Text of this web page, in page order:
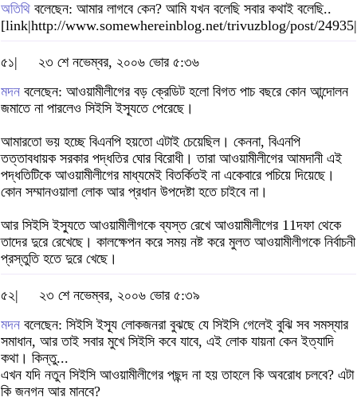
অতিথি বলেছেন: আমার লাগবে কেন? আমি যখন বলেছি সবার কথাই বলেছি..
[link|http://www.somewhereinblog.net/trivuzblog/post/
৫১|
২৩ শে নভেম্বর, ২০০৬ ভোর ৫:৩৬
মদন বলেছেন: আওয়ামীলীগের বড় ক্রেডিট হলো বিগত পাচ বছরে কোন আন্দোলন
জমাতে না পারলেও সিইসি ইস্যূতে পেরেছে।
আমারতো ভয় হচ্ছে বিএনপি হয়তো এটাই চেয়েছিল। কেননা, বিএনপি
তত্তাবধায়ক সরকার পদ্ধতির ঘোর বিরোধী। তারা আওয়ামীলীগের আমদানী এই
পদ্ধতিটিকে আওয়ামীলীগের মাধ্যমেই বিতর্কিতই না একেবারে পচিয়ে দিয়েছে।
কোন সম্মানওয়ালা লোক আর প্রধান উপদেষ্টা হতে চাইবে না।
আর সিইসি ইস্যুতে আওয়ামীলীগকে ব্যস্ত রেখে আওয়ামীলীগের 11দফা থেকে
তাদের দুরে রেখেছে। কালক্ষেপন করে সময় নষ্ট করে মুলত আওয়ামীলীগকে নির্বাচনী
প্রস্তুতি হতে দুরে খেছে।
৫২|
২৩ শে নভেম্বর, ২০০৬ ভোর ৫:৩৯
মদন বলেছেন: সিইসি ইস্যূ লোকজনরা বুঝছে যে সিইসি গেলেই বুঝি সব সমস্যার
সমাধান, আর তাই সবার মুখে সিইসি কবে যাবে, এই লোক যায়না কেন ইত্যাদি
কথা। কিন্তু...
এখন যদি নতুন সিইসি আওয়ামীলীগের পছন্দ না হয় তাহলে কি অবরোধ চলবে? এটা
কি জনগন আর মানবে?